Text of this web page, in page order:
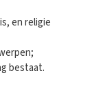
en religie
bestaat.